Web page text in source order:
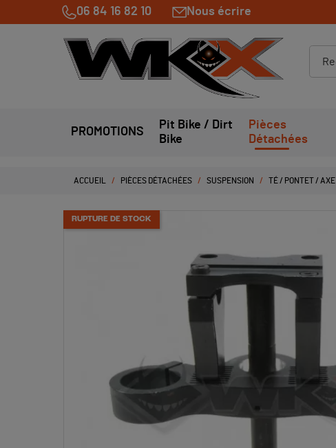
06 84 16 82 10 Nous écrire
PROMOTIONS
Pit Bike / Dirt
Bike
Pièces
Détachées
ACCUEIL PIÈCES DÉTACHÉES SUSPENSION TÉ / PONTET / AXE
RUPTURE DE STOCK